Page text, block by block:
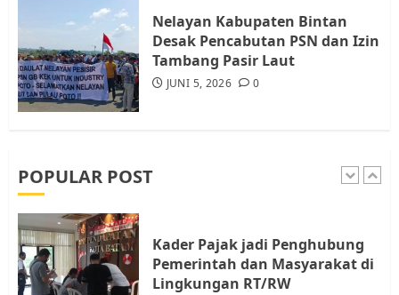
Nelayan Kabupaten Bintan
Desak Pencabutan PSN dan Izin
Tambang Pasir Laut
JUNI 5, 2026 0
POPULAR POST
5
JULI 15, 2026 0
1
Kader Pajak jadi Penghubung
Pemerintah dan Masyarakat di
Lingkungan RT/RW